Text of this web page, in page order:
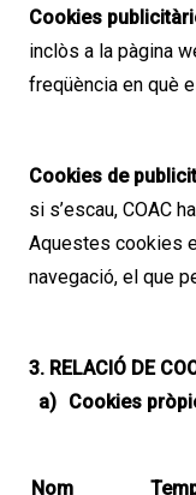
Cookies
inclòs a la pàgina
freqüència en què
Cookies de
si s’escau, COAC
Aquestes cookies
navegació, el que
3. RELACIÓ DE
a) Cookies
Nom